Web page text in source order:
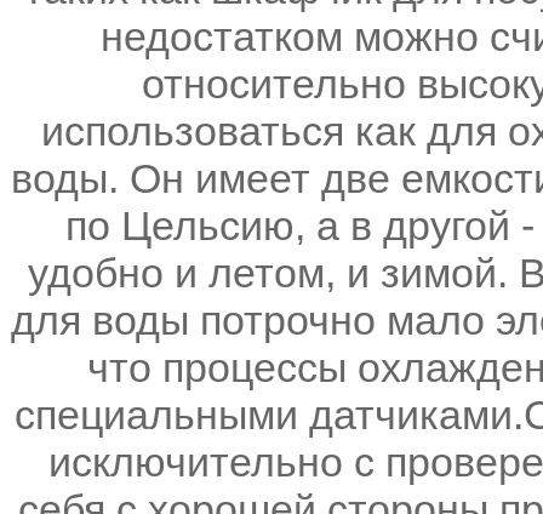
недостатком можно
относительно
использоваться как для
воды. Он имеет две
по Цельсию, а в другой
удобно и летом, и зимой.
для воды потрочно мало
что процессы
специальными
исключительно с